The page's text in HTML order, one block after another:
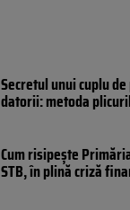
Secretul unui cuplu
datorii: metoda
Cum risipește
STB, în plină criză